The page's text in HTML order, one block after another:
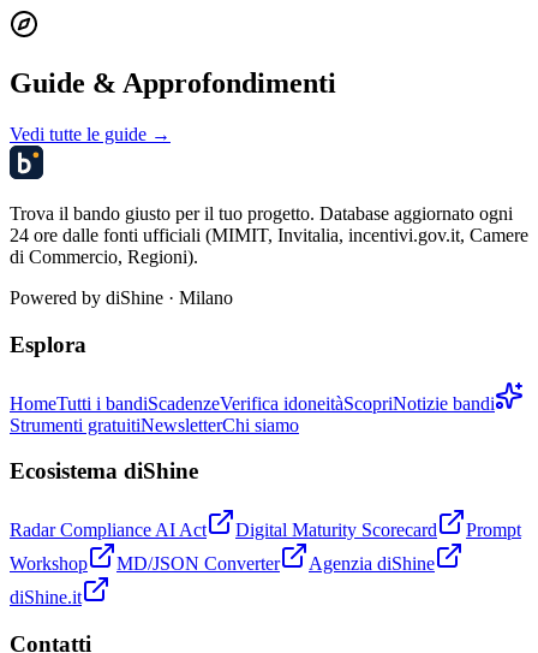
Guide & Approfondimenti
Vedi tutte le guide →
Trova il bando giusto per il tuo progetto. Database aggiornato ogni
24 ore dalle fonti ufficiali (MIMIT, Invitalia, incentivi.gov.it, Camere
di Commercio, Regioni).
Powered by diShine · Milano
Esplora
HomeTutti i bandiScadenzeVerifica idoneitàScopriNotizie bandi
Strumenti gratuitiNewsletterChi siamo
Ecosistema diShine
Radar Compliance AI Act Digital Maturity Scorecard
Prompt
Workshop
MD/JSON Converter
Agenzia diShine
diShine.it
Contatti